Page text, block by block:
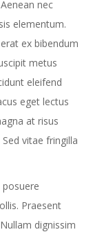
nec
elementum.
ex bibendum
metus
eleifend
eget lectus
at risus
vitae fringilla
posuere
Praesent
dignissim